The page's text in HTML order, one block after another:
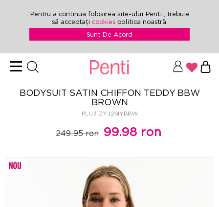
Pentru a continua folosirea site-ului Penti , trebuie
să acceptați cookies politica noastră.
Sunt De Acord
BODYSUIT SATIN CHIFFON TEDDY BBW
BROWN
PLU31ZYJ26IYBBW
249.95 ron 99.98 ron